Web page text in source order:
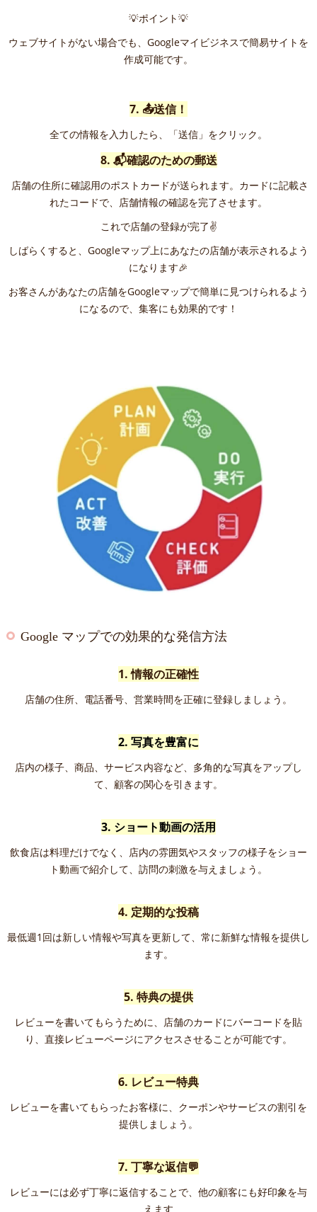
💡ポイント💡
ウェブサイトがない場合でも、Googleマイビジネスで簡易サイトを
作成可能です。
7. 📤送信！
全ての情報を入力したら、「送信」をクリック。
8. 📬確認のための郵送
店舗の住所に確認用のポストカードが送られます。カードに記載さ
れたコードで、店舗情報の確認を完了させます。
これで店舗の登録が完了✌️
しばらくすると、Googleマップ上にあなたの店舗が表示されるよう
になります🎉
お客さんがあなたの店舗をGoogleマップで簡単に見つけられるよう
になるので、集客にも効果的です！
Google マップでの効果的な発信方法
1. 情報の正確性
店舗の住所、電話番号、営業時間を正確に登録しましょう。
2. 写真を豊富に
店内の様子、商品、サービス内容など、多角的な写真をアップし
て、顧客の関心を引きます。
3. ショート動画の活用
飲食店は料理だけでなく、店内の雰囲気やスタッフの様子をショー
ト動画で紹介して、訪問の刺激を与えましょう。
4. 定期的な投稿
最低週1回は新しい情報や写真を更新して、常に新鮮な情報を提供し
ます。
5. 特典の提供
レビューを書いてもらうために、店舗のカードにバーコードを貼
り、直接レビューページにアクセスさせることが可能です。
6. レビュー特典
レビューを書いてもらったお客様に、クーポンやサービスの割引を
提供しましょう。
7. 丁寧な返信💬
レビューには必ず丁寧に返信することで、他の顧客にも好印象を与
えます